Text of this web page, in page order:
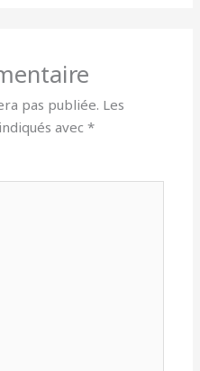
pas publiée. Les
avec*